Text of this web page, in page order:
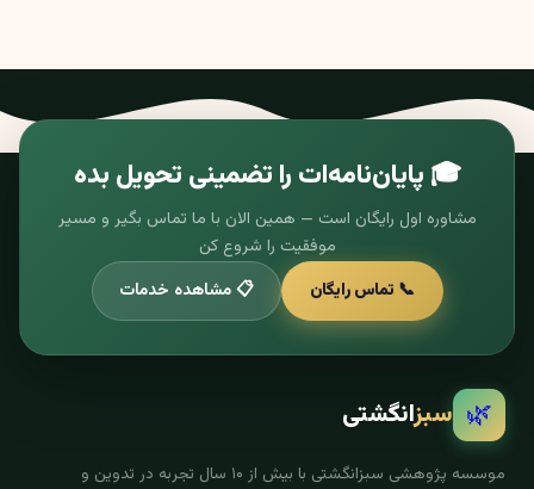
🎓 پایان‌نامه‌ات را تضمینی تحویل بده
مشاوره اول رایگان است — همین الان با ما تماس بگیر و مسیر
موفقیت را شروع کن
📞 تماس رایگان
📋 مشاهده خدمات
🌿 سبزانگشتی
موسسه پژوهشی سبزانگشتی با بیش از ۱۰ سال تجربه در تدوین و